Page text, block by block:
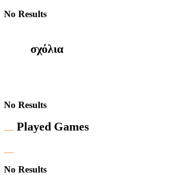
No Results
σχόλια
No Results
Played Games
No Results